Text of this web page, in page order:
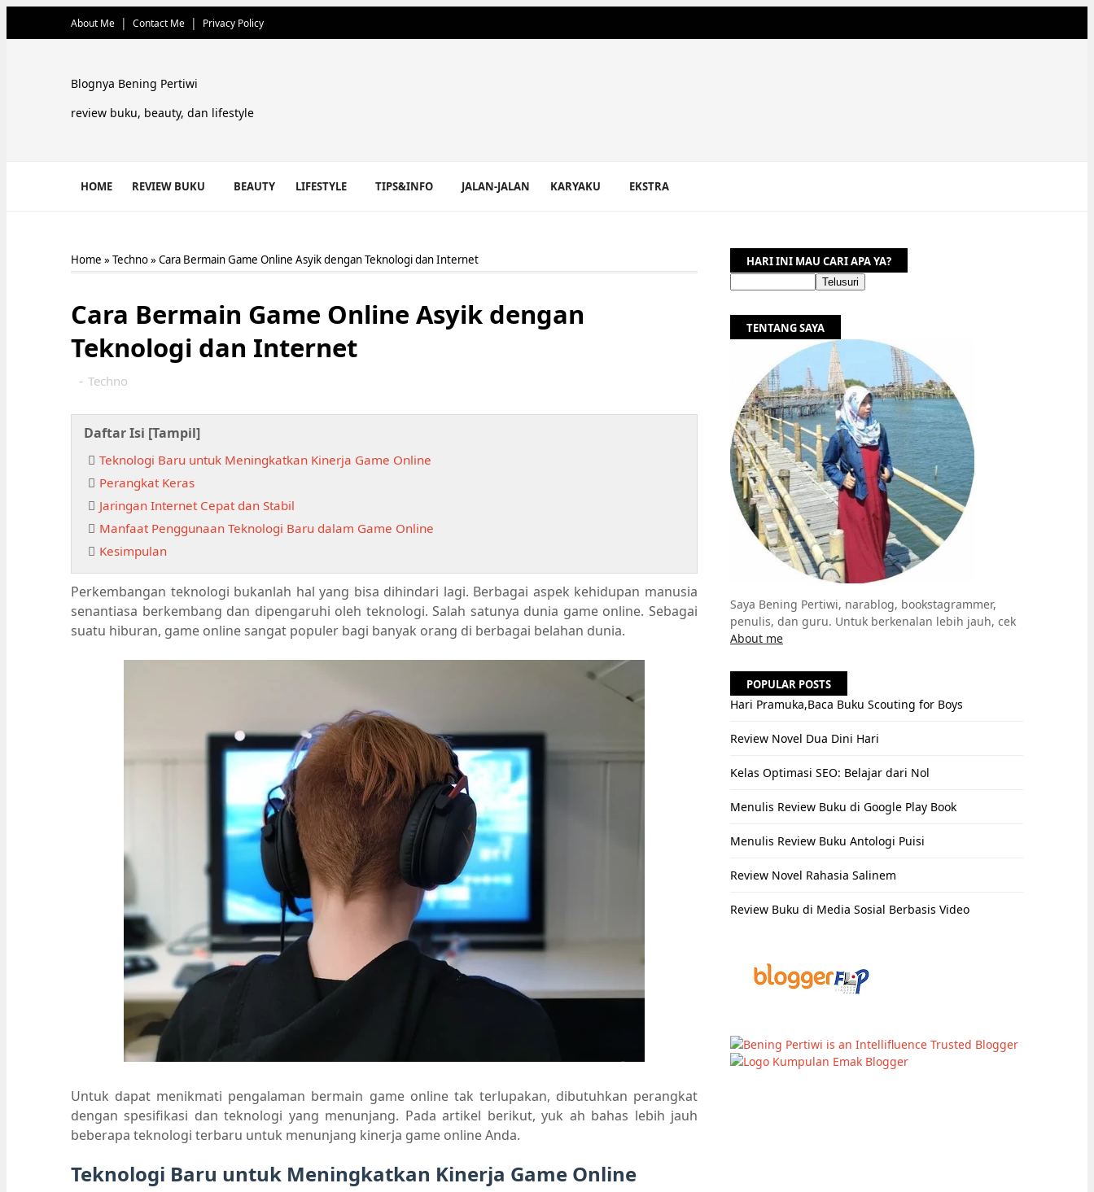
About Me Contact Me Privacy Policy
Blognya Bening Pertiwi
review buku, beauty, dan lifestyle
HOME REVIEW BUKU BEAUTY LIFESTYLE TIPS&INFO JALAN-JALAN KARYAKU EKSTRA
Home »Techno»Cara Bermain Game Online Asyik dengan Teknologi dan Internet
Cara Bermain Game Online Asyik dengan
Teknologi dan Internet
- Techno
Daftar Isi [Tampil]
Teknologi Baru untuk Meningkatkan Kinerja Game Online
Perangkat Keras
Jaringan Internet Cepat dan Stabil
Manfaat Penggunaan Teknologi Baru dalam Game Online
Kesimpulan
Perkembangan teknologi bukanlah hal yang bisa dihindari lagi. Berbagai aspek kehidupan manusia
senantiasa berkembang dan dipengaruhi oleh teknologi. Salah satunya dunia game online. Sebagai
suatu hiburan, game online sangat populer bagi banyak orang di berbagai belahan dunia.
Untuk dapat menikmati pengalaman bermain game online tak terlupakan, dibutuhkan perangkat
dengan spesifikasi dan teknologi yang menunjang. Pada artikel berikut, yuk ah bahas lebih jauh
beberapa teknologi terbaru untuk menunjang kinerja game online Anda.
Teknologi Baru untuk Meningkatkan Kinerja Game Online
HARI INI MAU CARI APA YA?
TENTANG SAYA
Saya Bening Pertiwi, narablog, bookstagrammer,
penulis, dan guru. Untuk berkenalan lebih jauh, cek
About me
POPULAR POSTS
Hari Pramuka,Baca Buku Scouting for Boys
Review Novel Dua Dini Hari
Kelas Optimasi SEO: Belajar dari Nol
Menulis Review Buku di Google Play Book
Menulis Review Buku Antologi Puisi
Review Novel Rahasia Salinem
Review Buku di Media Sosial Berbasis Video